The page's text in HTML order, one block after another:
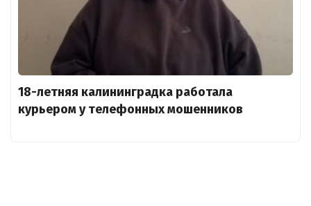
18-летняя калининградка работала
курьером у телефонных мошенников